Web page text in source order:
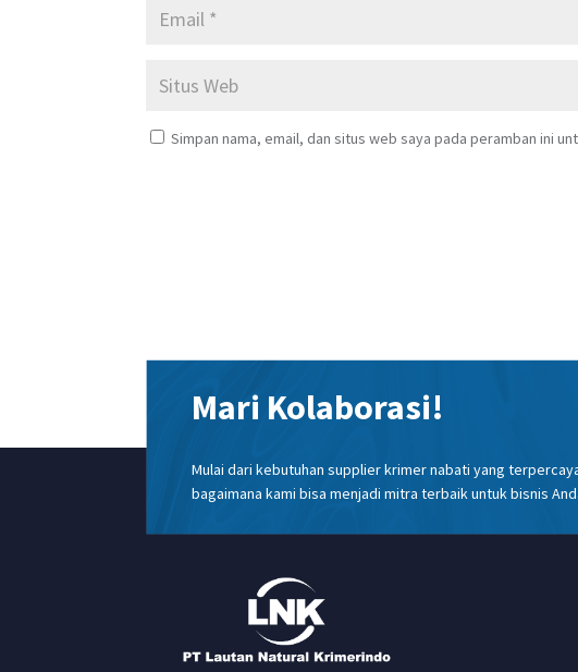
Simpan nama, email, dan situs web saya pada peramban ini
Mari Kolaborasi!
Mulai dari kebutuhan supplier krimer nabati yang
bagaimana kami bisa menjadi mitra terbaik untuk bisnis